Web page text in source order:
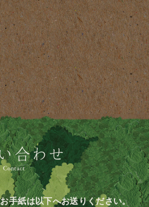
手紙は以下へお送りください。